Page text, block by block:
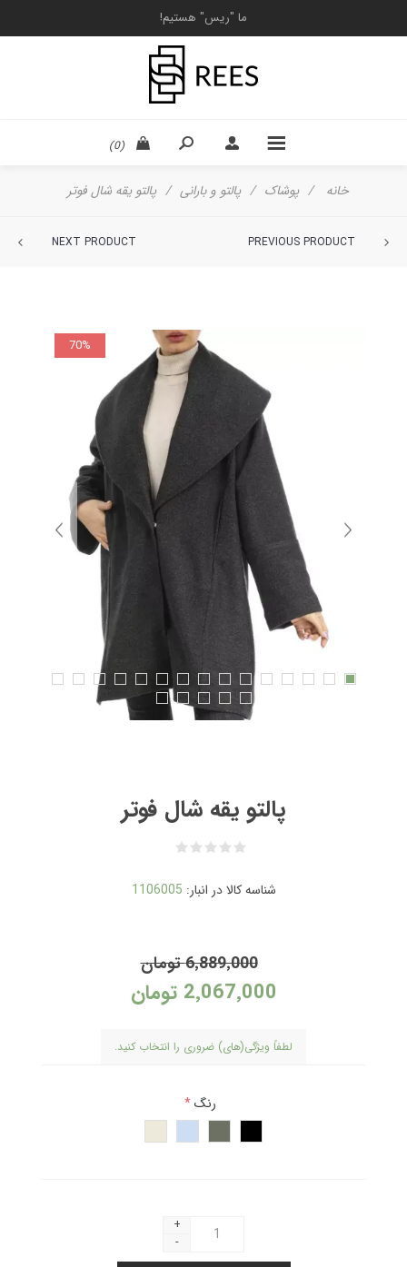
ما "ریس" هستیم!
(0)
خانه / پوشاک / پالتو و بارانی / پالتو یقه شال فوتر
PREVIOUS PRODUCT
NEXT PRODUCT
70%
پالتو یقه شال فوتر
شناسه کالا در انبار: 1106005
6٬889٬000 تومان
2٬067٬000 تومان
لطفاً ویژگی(های) ضروری را انتخاب کنید.
رنگ*
+
-